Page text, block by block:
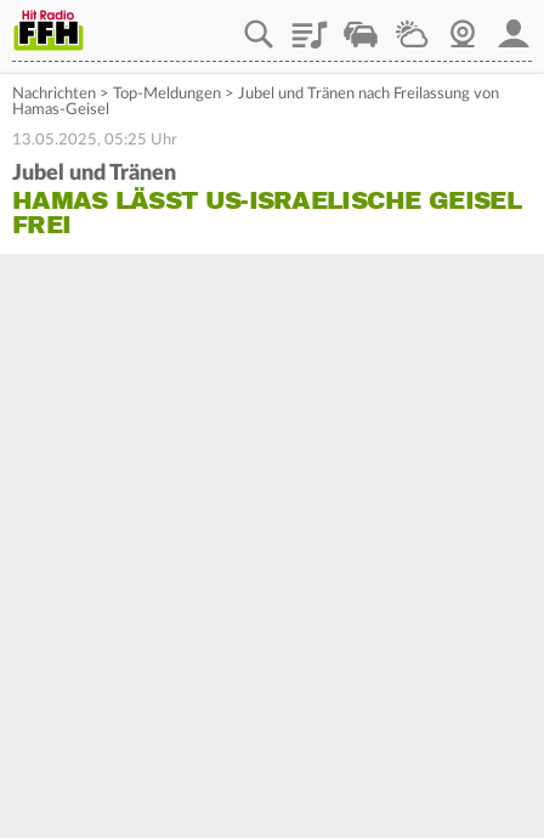
PlaylistStaupilotWetterWebcam
Nachrichten > Top-Meldungen > Jubel und Tränen nach Freilassung von
Hamas-Geisel
13.05.2025, 05:25 Uhr
Jubel und Tränen
HAMAS LÄSST US-ISRAELISCHE GEISEL
FREI